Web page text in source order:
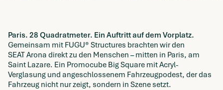
Paris. 28 Quadratmeter. Ein Auftritt auf dem Vorplatz.
Gemeinsam mit FUGU® Structures brachten wir den
SEAT Arona direkt zu den Menschen – mitten in Paris, am
Saint Lazare. Ein Promocube Big Square mit Acryl-
Verglasung und angeschlossenem Fahrzeugpodest, der das
Fahrzeug nicht nur zeigt, sondern in Szene setzt.